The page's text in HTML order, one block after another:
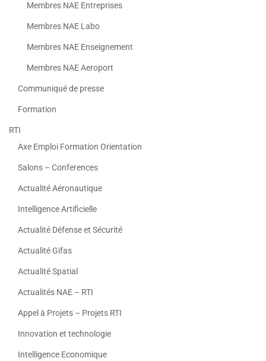
Membres NAE Entreprises
Membres NAE Labo
Membres NAE Enseignement
Membres NAE Aeroport
Communiqué de presse
Formation
RTI
Axe Emploi Formation Orientation
Salons – Conferences
Actualité Aéronautique
Intelligence Artificielle
Actualité Défense et Sécurité
Actualité Gifas
Actualité Spatial
Actualités NAE – RTI
Appel à Projets – Projets RTI
Innovation et technologie
Intelligence Economique